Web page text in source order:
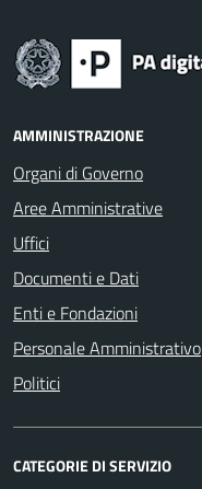
AMMINISTRAZIONE
Organi di Governo
Aree Amministrative
Uffici
Documenti e Dati
Enti e Fondazioni
Personale Amministrativo
Politici
CATEGORIE DI SERVIZIO